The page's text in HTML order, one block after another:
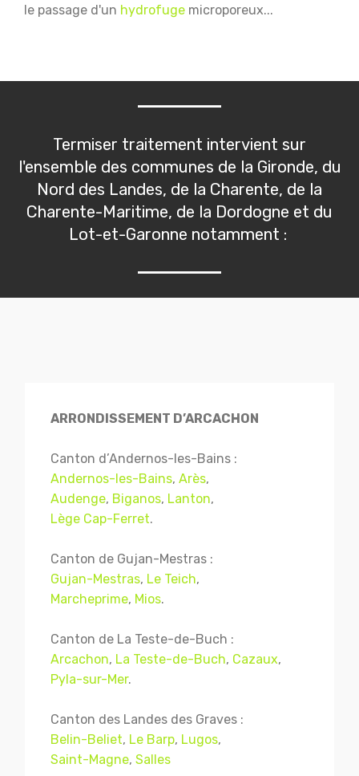
le passage d'un hydrofuge microporeux...
Termiser traitement intervient sur
l'ensemble des communes de la Gironde, du
Nord des Landes, de la Charente, de la
Charente-Maritime, de la Dordogne et du
Lot-et-Garonne notamment :
ARRONDISSEMENT D’ARCACHON
Canton d’Andernos-les-Bains :
Andernos-les-Bains, Arès,
Audenge, Biganos, Lanton,
Lège Cap-Ferret.
Canton de Gujan-Mestras :
Gujan-Mestras, Le Teich,
Marcheprime, Mios.
Canton de La Teste-de-Buch :
Arcachon, La Teste-de-Buch, Cazaux,
Pyla-sur-Mer.
Canton des Landes des Graves :
Belin-Beliet, Le Barp, Lugos,
Saint-Magne, Salles